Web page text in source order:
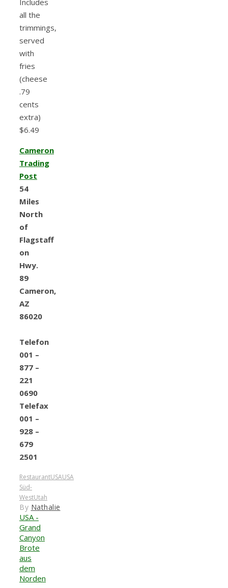
Includes
all the
trimmings,
served
with
fries
(cheese
.79
cents
extra)
$6.49
Cameron
Trading
Post
54
Miles
North
of
Flagstaff
on
Hwy.
89
Cameron,
AZ
86020
Telefon
001 –
877 –
221
0690
Telefax
001 –
928 –
679
2501
RestaurantUSAUSA
Süd-
WestUtah
By Nathalie
USA -
Grand
Canyon
Brote
aus
dem
Norden